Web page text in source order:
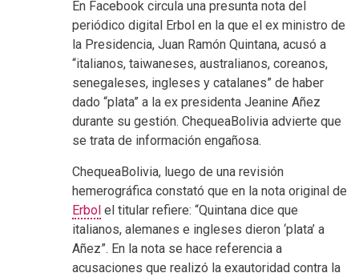
En Facebook circula una presunta nota del
periódico digital Erbol en la que el ex ministro de
la Presidencia, Juan Ramón Quintana, acusó a
“italianos, taiwaneses, australianos, coreanos,
senegaleses, ingleses y catalanes” de haber
dado “plata” a la ex presidenta Jeanine Añez
durante su gestión. ChequeaBolivia advierte que
se trata de información engañosa.
ChequeaBolivia, luego de una revisión
hemerográfica constató que en la nota original de
Erbol el titular refiere: “Quintana dice que
italianos, alemanes e ingleses dieron ‘plata’ a
Añez”. En la nota se hace referencia a
acusaciones que realizó la exautoridad contra la